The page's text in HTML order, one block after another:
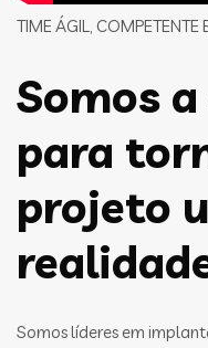
TIME ÁGIL, COMPETENTE
Somos
para
projeto
Somos líderes em